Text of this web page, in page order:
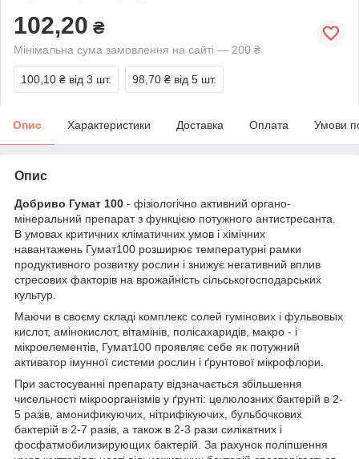
102,20 ₴
Мінімальна сума замовлення на сайті — 200 ₴
100,10 ₴ від 3 шт. 98,70 ₴ від 5 шт.
Опис Характеристики Доставка Оплата Умови
Опис
Добриво Гумат 100 - фізіологічно активний органо-
мінеральний препарат з функцією потужного антистресанта.
В умовах критичних кліматичних умов і хімічних
навантажень Гумат100 розширює температурні рамки
продуктивного розвитку рослин і знижує негативний вплив
стресових факторів на врожайність сільськогосподарських
культур.
Маючи в своєму складі комплекс солей гумінових і фульвовых
кислот, амінокислот, вітамінів, полісахаридів, макро - і
мікроелементів, Гумат100 проявляє себе як потужний
активатор імунної системи рослин і ґрунтової мікрофлори.
При застосуванні препарату відзначається збільшення
чисельності мікроорганізмів у ґрунті: целюлозних бактерій в 2-
5 разів, амонификуючих, нітрифікуючих, бульбочкових
бактерій в 2-7 разів, а також в 2-3 рази силікатних і
фосфатмобилизирующих бактерій. За рахунок поліпшення